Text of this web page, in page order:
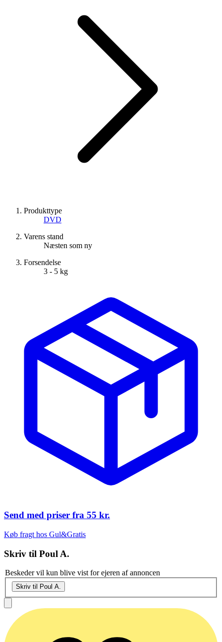
Produkttype
DVD
Varens stand
Næsten som ny
Forsendelse
3 - 5 kg
Send med priser fra 55 kr.
Køb fragt hos Gul&Gratis
Skriv til Poul A.
Beskeder vil kun blive vist for ejeren af annoncen
Skriv til Poul A.